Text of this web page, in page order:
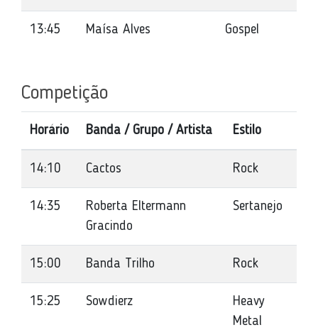
13:45 Maísa Alves Gospel
Competição
Horário Banda / Grupo / Artista Estilo
14:10 Cactos Rock
14:35
Roberta Eltermann
Gracindo
Sertanejo
15:00 Banda Trilho Rock
15:25 Sowdierz
Heavy
Metal